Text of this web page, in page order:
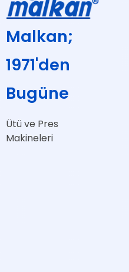
Malkan;
1971'den
Bugüne
Ütü ve Pres
Makineleri